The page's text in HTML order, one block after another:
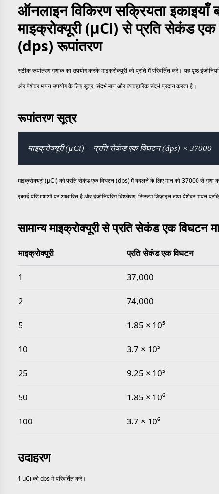
ऑनलाइन विकिरण सक्रियता
माइक्रोक्यूरी (µCi) से प्रति सेकंड एक
(dps) रूपांतरण
सटीक रूपांतरण गुणांक का उपयोग करके माइक्रोक्यूरी को प्रति में परिवर्तित करें। यह पृष्ठ
और पेशेवर मापन उपयोग के लिए सूत्र, संदर्भ मान और व्यावहारिक संदर्भ प्रदान करता है।
रूपांतरण सूत्र
माइक्रोक्यूरी (µCi) = प्रति सेकंड एक विघटन (dps) × 37000
माइक्रोक्यूरी (µCi) को प्रति सेकंड एक विघटन (dps) में बदलने के लिए मान को 37000 से गुणा
इकाई परिभाषाओं पर आधारित है और इंजीनियरिंग विश्लेषण, सिस्टम डिज़ाइन तथा पेशेवर मापन
सामान्य माइक्रोक्यूरी से प्रति सेकंड एक विघटन
सामान्य माइक्रोक्यूरी से प्रति सेकंड एक विघटन मान
माइक्रोक्यूरी प्रति सेकंड एक विघटन
1 37,000
2 74,000
5 1.85 × 10⁵
10 3.7 × 10⁵
25 9.25 × 10⁵
50 1.85 × 10⁶
100 3.7 × 10⁶
उदाहरण
1 uCi को dps में परिवर्तित करें।